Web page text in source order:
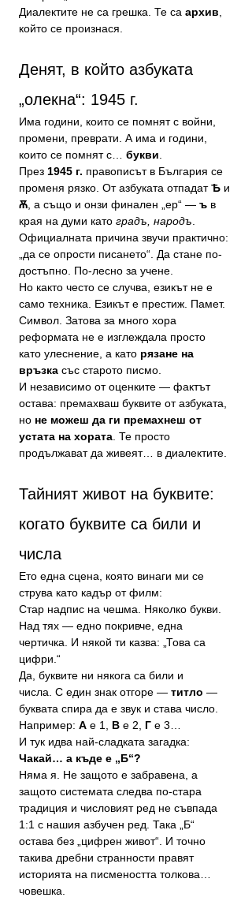
Диалектите не са грешка. Те са архив
който се произнася.
Денят, в който азбуката
„олекна“: 1945 г.
Има години, които се помнят с войни,
промени, преврати. А има и години,
които се помнят с… букви
През 1945 г. правописът в България се
променя рязко. От азбуката отпадат Ѣ и
Ѫ , а също и онзи финален „ер“ — ъ в
края на думи като градъ, народъ
Официалната причина звучи практично:
„да се опрости писането“. Да стане по-
достъпно. По-лесно за учене.
Но както често се случва, езикът не е
само техника. Езикът е престиж. Памет.
Символ. Затова за много хора
реформата не е изглеждала просто
като улеснение, а като рязане на
връзка със старото писмо.
И независимо от оценките — фактът
остава: премахваш буквите от азбуката,
но не можеш да ги премахнеш от
устата на хората . Те просто
продължават да живеят… в диалектите.
Тайният живот на буквите:
когато буквите са били и
числа
Ето една сцена, която винаги ми се
струва като кадър от филм:
Стар надпис на чешма. Няколко букви.
Над тях — едно покривче, една
чертичка. И някой ти казва: „Това са
цифри.“
Да, буквите ни някога са били и
числа. С един знак отгоре — титло —
буквата спира да е звук и става число.
Например: А е 1, В е 2, Г е 3…
И тук идва най-сладката загадка:
Чакай… а къде е „Б“?
Няма я. Не защото е забравена, а
защото системата следва по-стара
традиция и числовият ред не съвпада
1:1 с нашия азбучен ред. Така „Б“
остава без „цифрен живот“. И точно
такива дребни странности правят
историята на писмеността толкова…
човешка.